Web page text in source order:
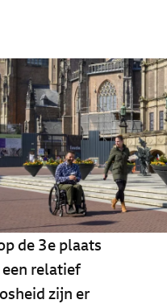
de 3e plaats
relatief
zijn er